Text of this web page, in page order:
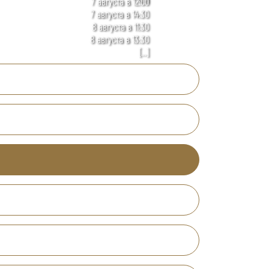
7 августа в 14:30
8 августа в 11:30
8 августа в 13:30
[...]